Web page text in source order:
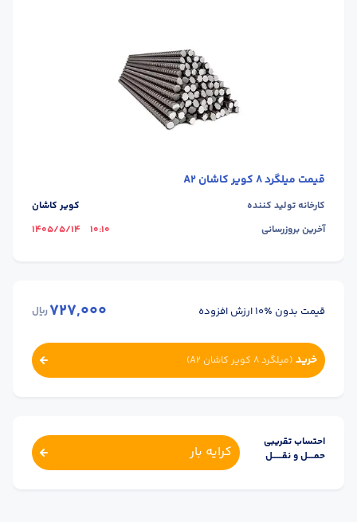
قیمت میلگرد 8 کویر کاشان A2
کارخانه تولید کننده
کویر کاشان
آخرین بروزرسانی
10:10
1405/5/14
قیمت بدون ٪۱۰ ارزش افزوده 727,000ریال
خرید (میلگرد 8 کویر کاشان A2 )
احتساب تقریبی
حمــــل و نقــــــل
کرایه بار